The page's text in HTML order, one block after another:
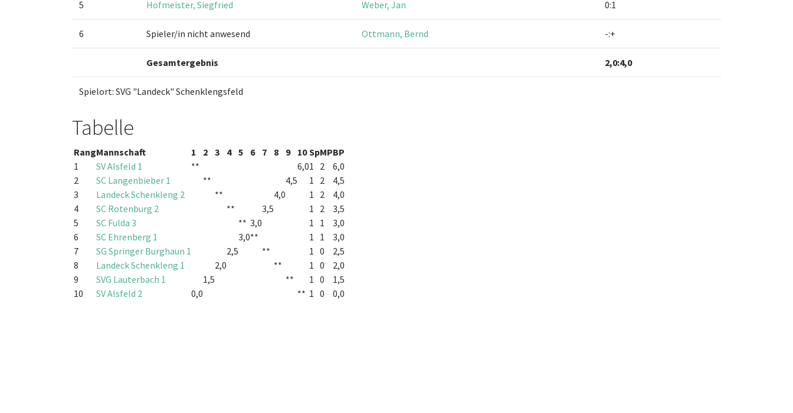
5 Hofmeister, Siegfried Weber, Jan 0:1
6 Spieler/in nicht anwesend Ottmann, Bernd -:+
Gesamtergebnis 2,0:4,0
Spielort: SVG "Landeck" Schenklengsfeld
Tabelle
RangMannschaft 1 2 3 4 5 6 7 8 9 10 SpMPBP
1
SV Alsfeld 1 ** 6,01 2
6,0
2
SC Langenbieber 1 ** 4,5 1 2
4,5
3
Landeck Schenkleng 2 ** 4,0 1 2
4,0
4
SC Rotenburg 2 ** 3,5 1 2
3,5
5
SC Fulda 3 ** 3,0 1 1
3,0
6
SC Ehrenberg 1 3,0** 1 1
3,0
7
SG Springer Burghaun 1 2,5 ** 1 0
2,5
8
Landeck Schenkleng 1 2,0 ** 1 0
2,0
9
SVG Lauterbach 1 1,5 ** 1 0
1,5
10
SV Alsfeld 2 0,0 ** 1 0 0,0